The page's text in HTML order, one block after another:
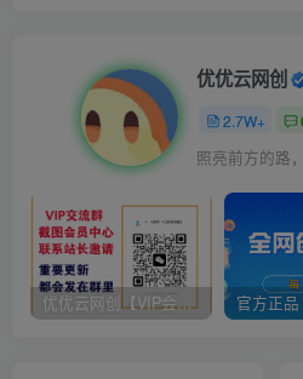
优优云网创
2.7W+
照亮前方的路
优优云网创【VIP会员专属交流群】